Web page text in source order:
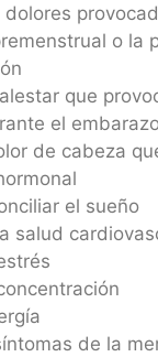
dolores
o la
que
el
de cabeza
el sueño
salud
de la